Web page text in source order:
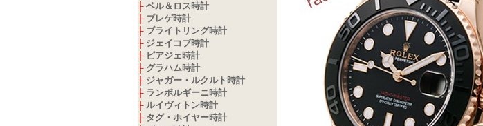
├ ベル＆ロス時計
├ ブレゲ時計
├ ブライトリング時計
├ ジェイコブ時計
├ ピアジェ時計
├ グラハム時計
├ ジャガー・ルクルト時計
├ ランボルギーニ時計
├ ルイヴィトン時計
├ タグ・ホイヤー時計